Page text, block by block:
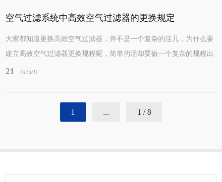
空气过滤系统中高效空气过滤器的更换规定
大家都知道更换高效空气过滤器，并不是一个复杂的活儿，为什么要
建立高效空气过滤器更换规程呢，简单的活却要做一个复杂的规程出
来，当然是有一个明确的目的，主要就是用以...
21 2025/11
1 ... 1 / 8